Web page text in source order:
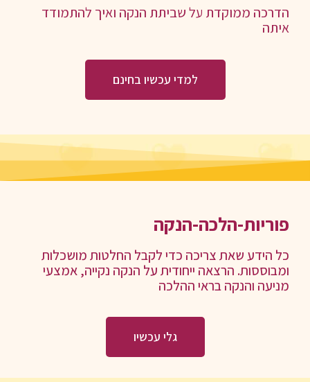
הדרכה ממוקדת על שביתת הנקה ואיך להתמודד
איתה
למדי עכשיו בחינם
פוריות-הלכה-הנקה
כל הידע שאת צריכה כדי לקבל החלטות מושכלות
ומבוססות. הרצאה ייחודית על הנקה נקייה, אמצעי
מניעה והנקה בראי ההלכה
גלי עכשיו